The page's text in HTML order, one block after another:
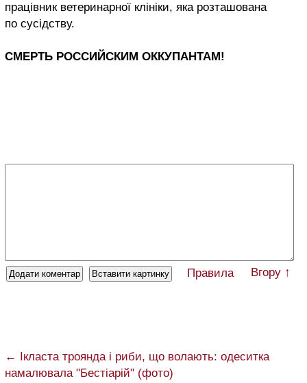
працівник ветеринарної клініки, яка розташована
по сусідству.
СМЕРТЬ РОССИЙСКИМ ОККУПАНТАМ!
Правила Вгору ↑
← Ікласта троянда і риби, що волають: одеситка
намалювала "Бестіарій" (фото)